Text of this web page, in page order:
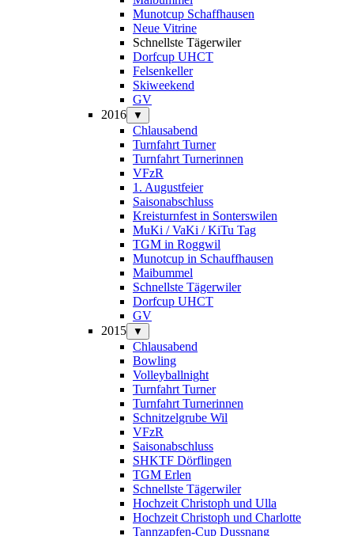
Munotcup Schaffhausen
Neue Vitrine
Schnellste Tägerwiler
Dorfcup UHCT
Felsenkeller
Skiweekend
GV
2016
▼
Chlausabend
Turnfahrt Turner
Turnfahrt Turnerinnen
VFzR
1. Augustfeier
Saisonabschluss
Kreisturnfest in Sonterswilen
MuKi / VaKi / KiTu Tag
TGM in Roggwil
Munotcup in Schauffhausen
Maibummel
Schnellste Tägerwiler
Dorfcup UHCT
GV
2015
▼
Chlausabend
Bowling
Volleyballnight
Turnfahrt Turner
Turnfahrt Turnerinnen
Schnitzelgrube Wil
VFzR
Saisonabschluss
SHKTF Dörflingen
TGM Erlen
Schnellste Tägerwiler
Hochzeit Christoph und Ulla
Hochzeit Christoph und Charlotte
Tannzapfen-Cup Dussnang